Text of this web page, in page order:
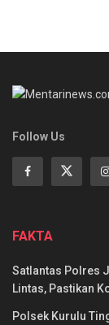
Follow Us
FAKTA
Satlantas Polres
Lintas, Pastikan
Polsek Kurulu